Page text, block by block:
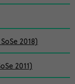
2018)
2011)